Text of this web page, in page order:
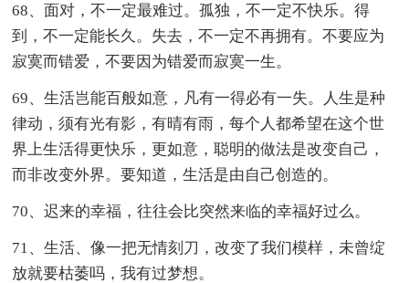
68、面对，不一定最难过。孤独，不一定不快乐。得
到，不一定能长久。失去，不一定不再拥有。不要应为
寂寞而错爱，不要因为错爱而寂寞一生。
69、生活岂能百般如意，凡有一得必有一失。人生是种
律动，须有光有影，有晴有雨，每个人都希望在这个世
界上生活得更快乐，更如意，聪明的做法是改变自己，
而非改变外界。要知道，生活是由自己创造的。
70、迟来的幸福，往往会比突然来临的幸福好过么。
71、生活、像一把无情刻刀，改变了我们模样，未曾绽
放就要枯萎吗，我有过梦想。